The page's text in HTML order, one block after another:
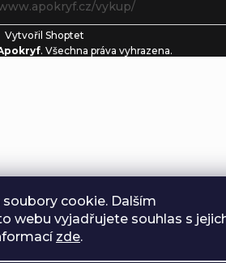
cookie. Dalším
webu vyjadřujete souhlas s
zde.
vykup/
Vytvořil Shoptet
. Všechna práva vyhrazena.